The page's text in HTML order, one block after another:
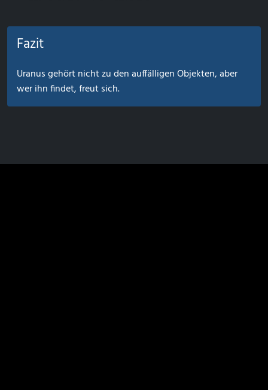
Fazit
Uranus gehört nicht zu den auffälligen Objekten, aber
wer ihn findet, freut sich.